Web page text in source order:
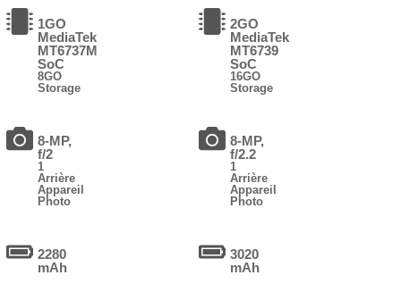
1GO
MediaTek
MT6737M
SoC
8GO
Storage
8-MP,
f/2
1
Arrière
Appareil
Photo
2280
mAh
2GO
MediaTek
MT6739
SoC
16GO
Storage
8-MP,
f/2.2
1
Arrière
Appareil
Photo
3020
mAh